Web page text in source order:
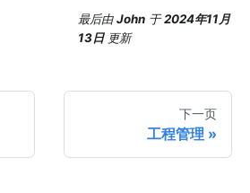
最后由John 于2024年11月
13日 更新
下一页
工程管理